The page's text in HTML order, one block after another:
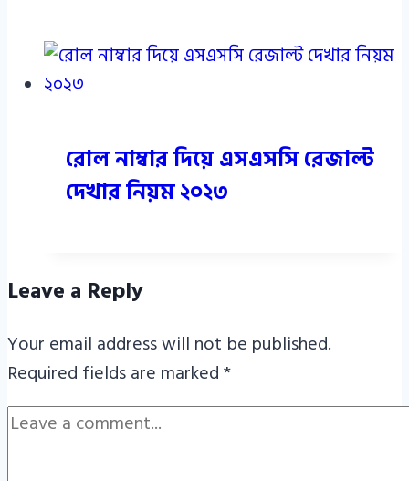
রোল নাম্বার দিয়ে এসএসসি রেজাল্ট
দেখার নিয়ম ২০২৩
Leave a Reply
Your email address will not be published.
Required fields are marked*